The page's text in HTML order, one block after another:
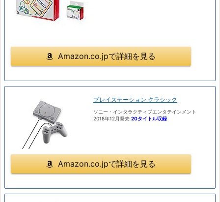
Amazon.co.jpで詳細を見る
プレイステーション クラシック
ソニー・インタラクティブエンタテインメント
2018年12月発売 20タイトル収録
Amazon.co.jpで詳細を見る